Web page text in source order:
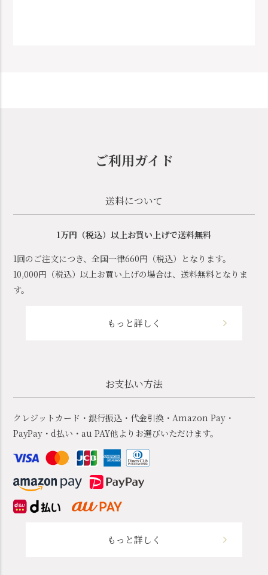
ご利用ガイド
送料について
1万円（税込）以上お買い上げで送料無料
1回のご注文につき、全国一律660円（税込）となります。
10,000円（税込）以上お買い上げの場合は、送料無料となりま
す。
もっと詳しく
お支払い方法
クレジットカード・銀行振込・代金引換・Amazon Pay・
PayPay・d払い・au PAY他よりお選びいただけます。
もっと詳しく